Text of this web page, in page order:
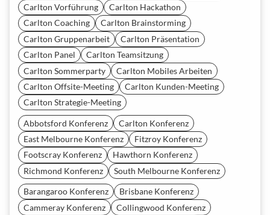
Carlton Vorführung
Carlton Hackathon
Carlton Coaching
Carlton Brainstorming
Carlton Gruppenarbeit
Carlton Präsentation
Carlton Panel
Carlton Teamsitzung
Carlton Sommerparty
Carlton Mobiles Arbeiten
Carlton Offsite-Meeting
Carlton Kunden-Meeting
Carlton Strategie-Meeting
Abbotsford Konferenz
Carlton Konferenz
East Melbourne Konferenz
Fitzroy Konferenz
Footscray Konferenz
Hawthorn Konferenz
Richmond Konferenz
South Melbourne Konferenz
Barangaroo Konferenz
Brisbane Konferenz
Cammeray Konferenz
Collingwood Konferenz